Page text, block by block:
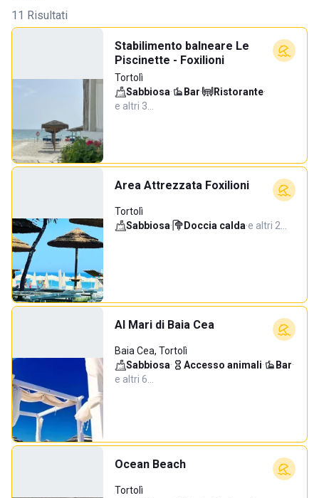
11 Risultati
Stabilimento balneare Le
Piscinette - Foxilioni
Tortolì
Sabbiosa· Bar· Ristorante·
e altri 3…
Area Attrezzata Foxilioni
Tortolì
Sabbiosa· Doccia calda·e altri 2…
Al Mari di Baia Cea
Baia Cea, Tortolì
Sabbiosa· Accesso animali· Bar·
e altri 6…
Ocean Beach
Tortolì